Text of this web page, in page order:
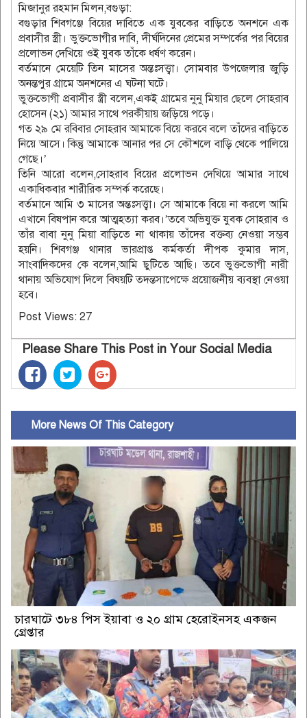
মিজানুর রহমান মিলন,বগুড়া:
বগুড়ার শিবগঞ্জে বিয়ের দাবিতে এক যুবকের বাড়িতে অনশনে এক
প্রবাসীর স্ত্রী। ভুক্তভোগীর দাবি, দীর্ঘদিনের প্রেমের সম্পর্কের পর বিয়ের
প্রলোভন দেখিয়ে ওই যুবক তাঁকে ধর্ষণ করেন।
বর্তমানে মেয়েটি তিন মাসের অন্তঃসত্ত্বা। সোমবার উপজেলার জুড়ি
অনন্তপুর গ্রামে অনশনের এ ঘটনা ঘটে।
ভুক্তভোগী প্রবাসীর স্ত্রী বলেন,একই গ্রামের নুনু মিয়ার ছেলে সোহরাব
হোসেন (২১) আমার সাথে পরকীয়ায় জড়িয়ে পড়ে।
গত ২৯ মে রবিবার সোহরাব আমাকে বিয়ে করবে বলে তাঁদের বাড়িতে
নিয়ে আসে। কিন্তু আমাকে আনার পর সে কৌশলে বাড়ি থেকে পালিয়ে
গেছে।’
তিনি আরো বলেন,সোহরাব বিয়ের প্রলোভন দেখিয়ে আমার সাথে
একাধিকবার শারীরিক সম্পর্ক করেছে।
বর্তমানে আমি ৩ মাসের অন্তঃসত্ত্বা। সে আমাকে বিয়ে না করলে আমি
এখানে বিষপান করে আত্মহত্যা করব।’তবে অভিযুক্ত যুবক সোহরাব ও
তাঁর বাবা নুনু মিয়া বাড়িতে না থাকায় তাঁদের বক্তব্য নেওয়া সম্ভব
হয়নি। শিবগঞ্জ থানার ভারপ্রাপ্ত কর্মকর্তা দীপক কুমার দাস,
সাংবাদিকদের কে বলেন,আমি ছুটিতে আছি। তবে ভুক্তভোগী নারী
থানায় অভিযোগ দিলে বিষয়টি তদন্তসাপেক্ষে প্রয়োজনীয় ব্যবস্থা নেওয়া
হবে।
Post Views: 27
Please Share This Post in Your Social Media
More News Of This Category
চারঘাটে ৩৮৪ পিস ইয়াবা ও ২০ গ্রাম হেরোইনসহ একজন
গ্রেপ্তার